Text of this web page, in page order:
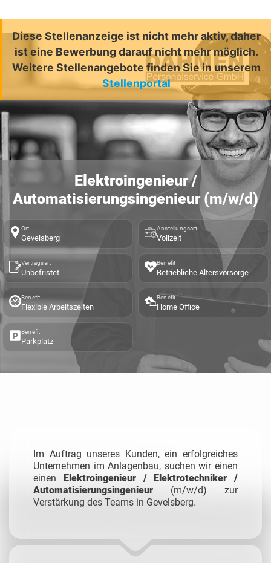
Diese Stellenanzeige ist nicht mehr aktiv, daher
ist eine Bewerbung darauf nicht mehr möglich.
Weitere Stellenangebote finden Sie in unserem
Stellenportal
Elektroingenieur /
Automatisierungsingenieur (m/w/d)
Ort
Gevelsberg
Anstellungsart
Vollzeit
Vertragsart
Unbefristet
Benefit
Betriebliche Altersvorsorge
Benefit
Flexible Arbeitszeiten
Benefit
Home Office
Benefit
Parkplatz
Im Auftrag unseres Kunden, ein erfolgreiches
Unternehmen im Anlagenbau, suchen wir einen
einen Elektroingenieur / Elektrotechniker /
Automatisierungsingenieur (m/w/d) zur
Verstärkung des Teams in Gevelsberg.